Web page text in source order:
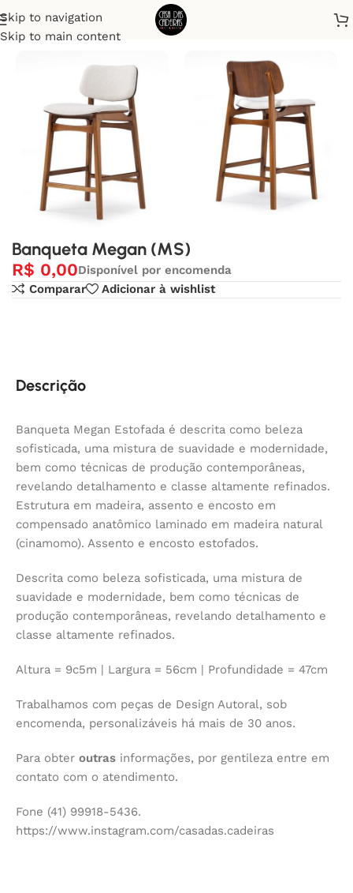
Skip to navigation
Skip to main content
Início Banquetas
Banqueta Megan (MS)
R$ 0,00Disponível por encomenda
Comparar
Adicionar à wishlist
Descrição
Banqueta Megan Estofada é descrita como beleza
sofisticada, uma mistura de suavidade e modernidade,
bem como técnicas de produção contemporâneas,
revelando detalhamento e classe altamente refinados.
Estrutura em madeira, assento e encosto em
compensado anatômico laminado em madeira natural
(cinamomo). Assento e encosto estofados.
Descrita como beleza sofisticada, uma mistura de
suavidade e modernidade, bem como técnicas de
produção contemporâneas, revelando detalhamento e
classe altamente refinados.
Altura = 9c5m | Largura = 56cm | Profundidade = 47cm
Trabalhamos com peças de Design Autoral, sob
encomenda, personalizáveis há mais de 30 anos.
Para obter outras informações, por gentileza entre em
contato com o atendimento.
Fone (41) 99918-5436.
https://www.instagram.com/casadas.cadeiras